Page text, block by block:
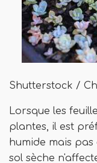
Shutterstock /
Lorsque les
plantes, il est
humide mais
sol sèche